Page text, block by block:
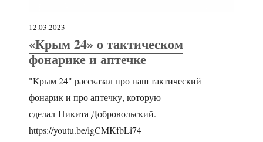
12.03.2023
«Крым 24» о тактическом
фонарике и аптечке
"Крым 24" рассказал про наш тактический
фонарик и про аптечку, которую
сделал Никита Добровольский.
https://youtu.be/igCMKfbLi74